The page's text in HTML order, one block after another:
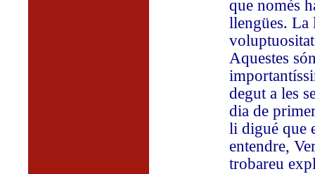
que només
llengües. La
Aquestes
degut a les
dia de
li digué que
entendre,
trobareu